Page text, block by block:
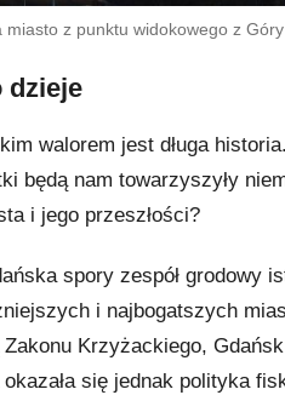
miasto z punktu widokowego z
dzieje
walorem jest długa
będą nam towarzyszyły
i jego przeszłości?
spory zespół grodowy
i najbogatszych
Krzyżackiego,
się jednak polityka